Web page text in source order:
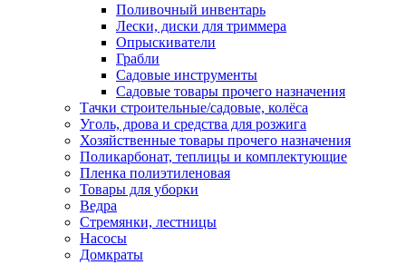
Поливочный инвентарь
Лески, диски для триммера
Опрыскиватели
Грабли
Садовые инструменты
Садовые товары прочего назначения
Тачки строительные/садовые, колёса
Уголь, дрова и средства для розжига
Хозяйственные товары прочего назначения
Поликарбонат, теплицы и комплектующие
Пленка полиэтиленовая
Товары для уборки
Ведра
Стремянки, лестницы
Насосы
Домкраты